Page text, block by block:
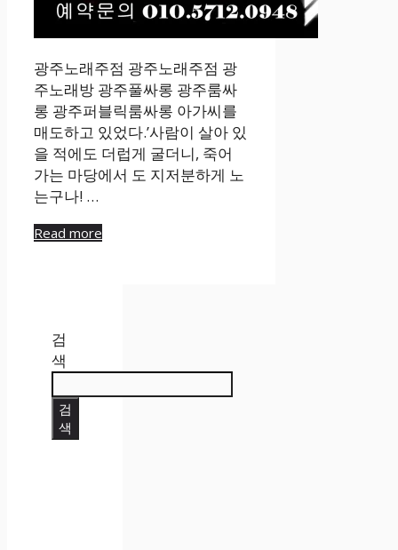
광주노래주점 광주노래주점 광
주노래방 광주풀싸롱 광주룸싸
롱 광주퍼블릭룸싸롱 아가씨를
매도하고 있었다.’사람이 살아 있
을 적에도 더럽게 굴더니, 죽어
가는 마당에서 도 지저분하게 노
는구나! …
Read more
검
색
검
색